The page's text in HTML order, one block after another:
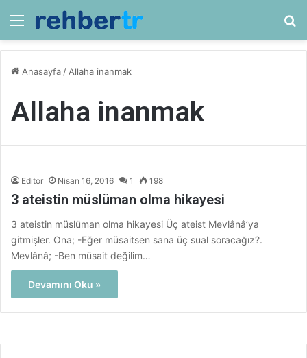
Menü
Anasayfa / Allaha inanmak
Allaha inanmak
Editor Nisan 16, 2016 1 198
3 ateistin müslüman olma hikayesi
3 ateistin müslüman olma hikayesi Üç ateist Mevlânâ’ya
gitmişler. Ona; -Eğer müsaitsen sana üç sual soracağız?.
Mevlânâ; -Ben müsait değilim…
Devamını Oku »